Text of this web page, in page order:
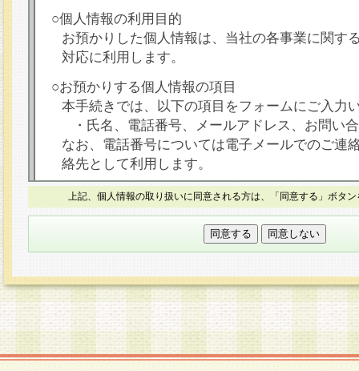
○個人情報の利用目的
お預かりした個人情報は、当社の各事業に関す
対応に利用します。
○お預かりする個人情報の項目
本手続きでは、以下の項目をフォームにご入力
・氏名、電話番号、メールアドレス、お問い
なお、電話番号については電子メールでのご連
絡先として利用します。
○本人が容易に認識できない方法による個人情報
本フォームでは、セッション管理のためCookie
○個人情報の第三者提供について
力いただく個人情報は第三者に提供しません。
○個人情報の委託について
個人情報の取り扱いを外部に委託する場合は、
情報管理基準を満たす企業を選定して委託を行
上記、個人情報の取り扱いに同意される方は、「同意する」ボタ